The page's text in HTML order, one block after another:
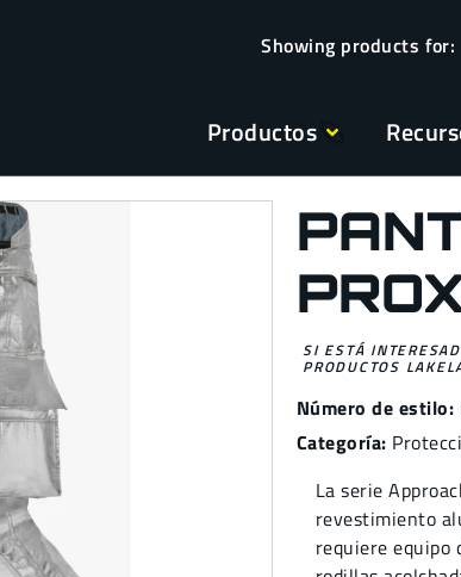
Productos
SI ESTÁ
PRODUCTOS
Número de estilo:
Categoría:
La serie
revestimiento
requiere equipo